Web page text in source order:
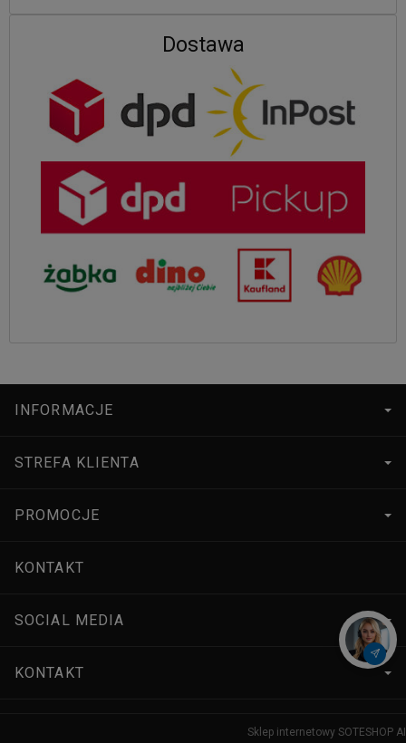
Dostawa
INFORMACJE
STREFA KLIENTA
PROMOCJE
KONTAKT
SOCIAL MEDIA
KONTAKT
Sklep internetowy SOTESHOP AI